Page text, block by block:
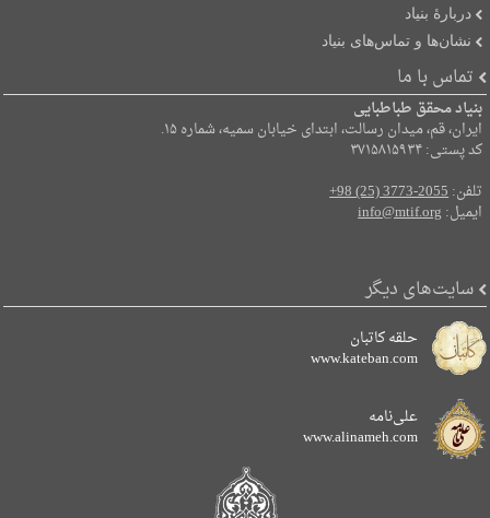
دربارۀ بنیاد
نشان‌ها و تماس‌های بنیاد
تماس با ما
بنیاد محقق طباطبایی
ایران، قم، میدان رسالت، ابتدای خیابان سمیه، شماره ۱۵.
کد پستی: ۳۷۱۵۸۱۵۹۳۴
تلفن:+98 (25) 3773-2055
ایمیل:info@mtif.org
سایت‌های دیگر
حلقه کاتبان
www.kateban.com
علی‌نامه
www.alinameh.com